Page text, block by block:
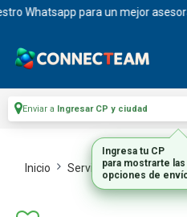
Whatsapp para un mejor
Enviar a Ingresar CP y ciudad
Inicio Servidores
Ingresa tu CP
para mostrarte
opciones de